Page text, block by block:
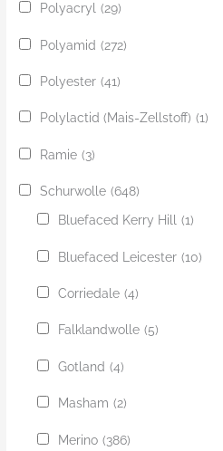
Polyacryl (29)
Polyamid (272)
Polyester (41)
Polylactid (Mais-Zellstoff) (1)
Ramie (3)
Schurwolle (648)
Bluefaced Kerry Hill
(1)
Bluefaced Leicester (10)
Corriedale (4)
Falklandwolle (5)
Gotland (4)
Masham (2)
Merino (386)